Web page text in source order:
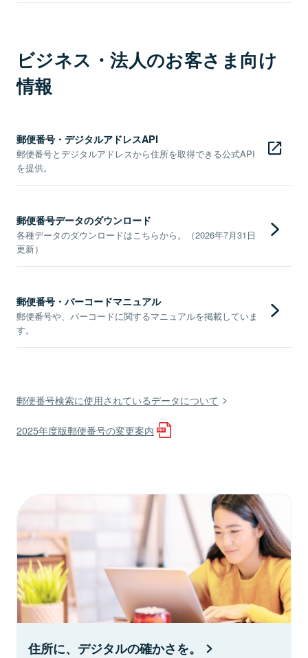
ビジネス・法人のお客さま向け
情報
郵便番号・デジタルアドレスAPI
郵便番号とデジタルアドレスから住所を取得できる公式API
を提供。
郵便番号データのダウンロード
各種データのダウンロードはこちらから。（2026年7月31日
更新）
郵便番号・バーコードマニュアル
郵便番号や、バーコードに関するマニュアルを掲載していま
す。
郵便番号検索に使用されているデータについて
2025年度版郵便番号の変更案内
住所に、デジタルの確かさを。